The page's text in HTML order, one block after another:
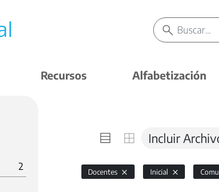
Recursos Alfabetización
2
Incluir
Docentes Inicial